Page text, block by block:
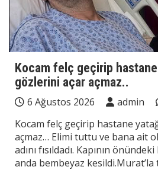
Kocam felç geçirip hastane
gözlerini açar açmaz..
6 Ağustos 2026 admin
Kocam felç geçirip hastane
açmaz… Elimi tuttu ve bana ait
adını fısıldadı. Kapının
anda bembeyaz kesildi.Murat’la